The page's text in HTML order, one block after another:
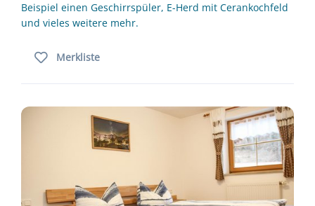
Beispiel einen Geschirrspüler, E-Herd mit Cerankochfeld
und vieles weitere mehr.
Merkliste